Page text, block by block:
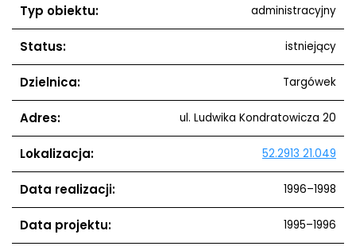
Typ obiektu: administracyjny
Status: istniejący
Dzielnica: Targówek
Adres: ul. Ludwika Kondratowicza 20
Lokalizacja: 52.2913 21.049
Data realizacji: 1996–1998
Data projektu: 1995–1996